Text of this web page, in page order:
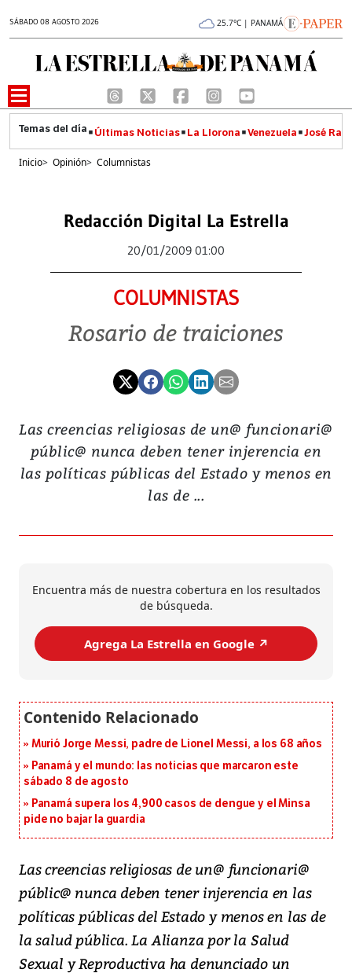
SÁBADO 08 AGOSTO 2026 25.7°C | PANAMÁ
Últimas Noticias La Llorona Venezuela José
Inicio> Opinión> Columnistas
Redacción Digital La Estrella
20/01/2009 01:00
COLUMNISTAS
Rosario de traiciones
Las creencias religiosas de un@ funcionari@
públic@ nunca deben tener injerencia en
las políticas públicas del Estado y menos en
las de ...
Encuentra más de nuestra cobertura en los resultados
de búsqueda.
Agrega La Estrella en Google ↗️
Murió Jorge Messi, padre de Lionel Messi, a los 68 años
Panamá y el mundo: las noticias que marcaron este
sábado 8 de agosto
Panamá supera los 4,900 casos de dengue y el Minsa
pide no bajar la guardia
Las creencias religiosas de un@ funcionari@
públic@ nunca deben tener injerencia en las
políticas públicas del Estado y menos en las de
la salud pública. La Alianza por la Salud
Sexual y Reproductiva ha denunciado un